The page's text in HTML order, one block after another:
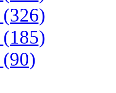
(326)
(185)
(90)